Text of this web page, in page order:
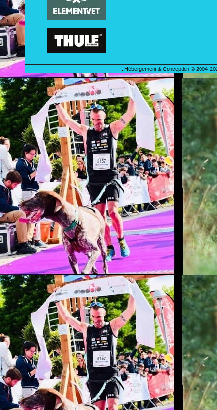
.: Hébergement & Conception © 2004-